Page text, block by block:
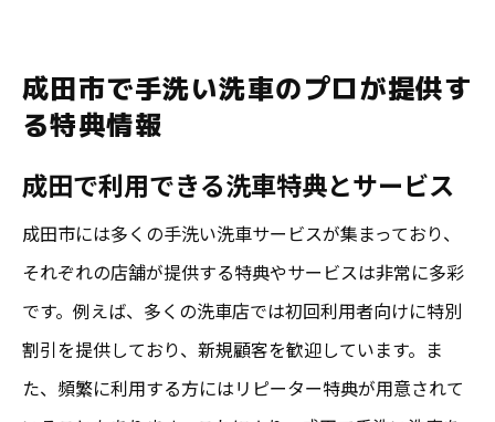
成田市で手洗い洗車のプロが提供す
る特典情報
成田で利用できる洗車特典とサービス
成田市には多くの手洗い洗車サービスが集まっており、
それぞれの店舗が提供する特典やサービスは非常に多彩
です。例えば、多くの洗車店では初回利用者向けに特別
割引を提供しており、新規顧客を歓迎しています。ま
た、頻繁に利用する方にはリピーター特典が用意されて